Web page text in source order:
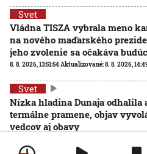
Svet
Vládna TISZA vybrala meno
na nového maďarského
jeho zvolenie sa očakáva
8. 8. 2026, 13:51:54Aktualizované:8. 8. 2026,
Svet
Nízka hladina Dunaja odhalila
termálne pramene, objav
vedcov aj obavy